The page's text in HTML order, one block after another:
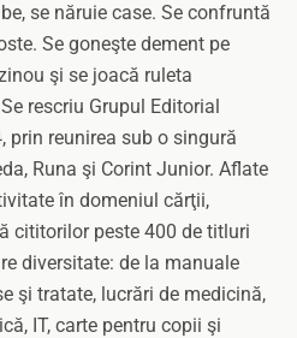
se năruie case. Se confruntă
Se goneşte dement pe
şi se joacă ruleta
rescriu Grupul Editorial
prin reunirea sub o singură
Runa şi Corint Junior. Aflate
în domeniul cărţii,
cititorilor peste 400 de titluri
diversitate: de la manuale
şi tratate, lucrări de medicină,
IT, carte pentru copii şi